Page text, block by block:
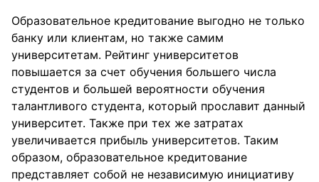
Образовательное кредитование выгодно не только
банку или клиентам, но также самим
университетам. Рейтинг университетов
повышается за счет обучения большего числа
студентов и большей вероятности обучения
талантливого студента, который прославит данный
университет. Также при тех же затратах
увеличивается прибыль университетов. Таким
образом, образовательное кредитование
представляет собой не независимую инициативу